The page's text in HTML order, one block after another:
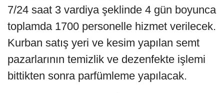
7/24 saat 3 vardiya şeklinde 4 gün boyunca
toplamda 1700 personelle hizmet verilecek.
Kurban satış yeri ve kesim yapılan semt
pazarlarının temizlik ve dezenfekte işlemi
bittikten sonra parfümleme yapılacak.